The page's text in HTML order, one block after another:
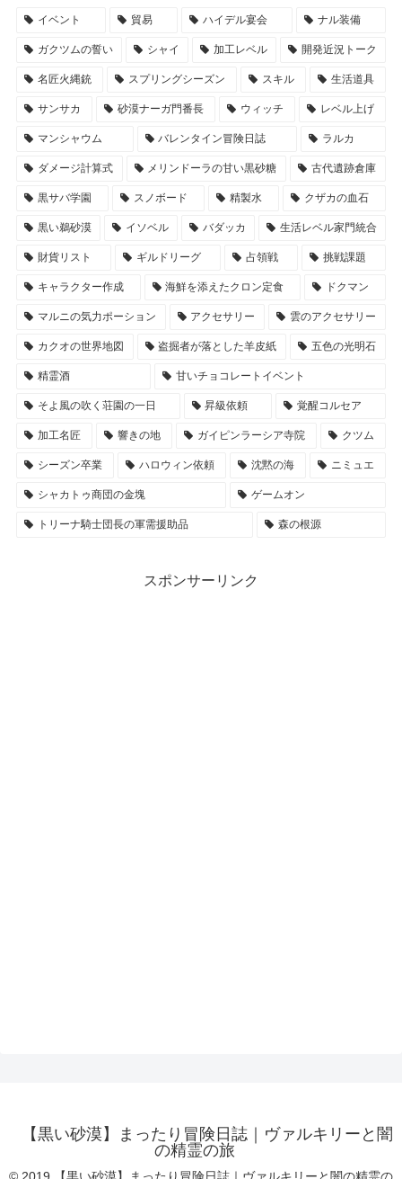
イベント 貿易 ハイデル宴会 ナル装備
ガクツムの誓い シャイ 加工レベル 開発近況トーク
名匠火縄銃 スプリングシーズン スキル 生活道具
サンサカ 砂漠ナーガ門番長 ウィッチ レベル上げ
マンシャウム バレンタイン冒険日誌 ラルカ
ダメージ計算式 メリンドーラの甘い黒砂糖 古代遺跡倉庫
黒サバ学園 スノボード 精製水 クザカの血石
黒い鵜砂漠 イソベル バダッカ 生活レベル家門統合
財貨リスト ギルドリーグ 占領戦 挑戦課題
キャラクター作成 海鮮を添えたクロン定食 ドクマン
マルニの気力ポーション アクセサリー 雲のアクセサリー
カクオの世界地図 盗掘者が落とした羊皮紙 五色の光明石
精霊酒 甘いチョコレートイベント
そよ風の吹く荘園の一日 昇級依頼 覚醒コルセア
加工名匠 響きの地 ガイピンラーシア寺院 クツム
シーズン卒業 ハロウィン依頼 沈黙の海 ニミュエ
シャカトゥ商団の金塊 ゲームオン
トリーナ騎士団長の軍需援助品 森の根源
スポンサーリンク
【黒い砂漠】まったり冒険日誌｜ヴァルキリーと闇
の精霊の旅
© 2019 【黒い砂漠】まったり冒険日誌｜ヴァルキリーと闇の精霊の